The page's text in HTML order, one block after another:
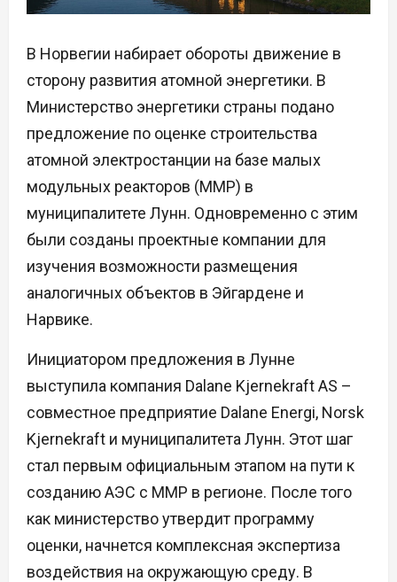
В Норвегии набирает обороты движение в
сторону развития атомной энергетики. В
Министерство энергетики страны подано
предложение по оценке строительства
атомной электростанции на базе малых
модульных реакторов (ММР) в
муниципалитете Лунн. Одновременно с этим
были созданы проектные компании для
изучения возможности размещения
аналогичных объектов в Эйгардене и
Нарвике.
Инициатором предложения в Лунне
выступила компания Dalane Kjernekraft AS –
совместное предприятие Dalane Energi, Norsk
Kjernekraft и муниципалитета Лунн. Этот шаг
стал первым официальным этапом на пути к
созданию АЭС с ММР в регионе. После того
как министерство утвердит программу
оценки, начнется комплексная экспертиза
воздействия на окружающую среду. В